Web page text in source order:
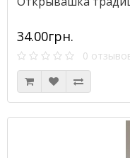
34.00грн.
0